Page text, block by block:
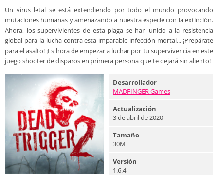
Un virus letal se está extendiendo por todo el mundo provocando
mutaciones humanas y amenazando a nuestra especie con la extinción.
Ahora, los supervivientes de esta plaga se han unido a la resistencia
global para la lucha contra esta imparable infección mortal... ¡Prepárate
para el asalto! ¡Es hora de empezar a luchar por tu supervivencia en este
juego shooter de disparos en primera persona que te dejará sin aliento!
Desarrollador
MADFINGER Games
Actualización
3 de abril de 2020
Tamaño
30M
Versión
1.6.4